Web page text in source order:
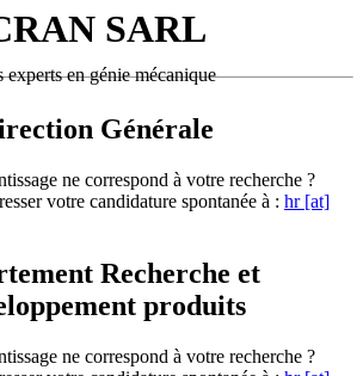
SARL
experts en génie mécanique
Générale
ne correspond à votre recherche ?
votre candidature spontanée à : hr [at]
Recherche et
produits
ne correspond à votre recherche ?